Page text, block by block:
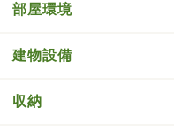
部屋環境
建物設備
収納